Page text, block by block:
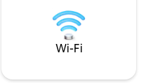
ターテ
。
り、ユニットの目
ースがあります！
エストに応じての
す。
Wi-Fi